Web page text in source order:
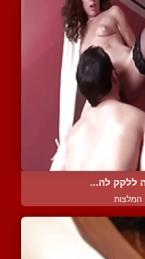
ללקק לה...